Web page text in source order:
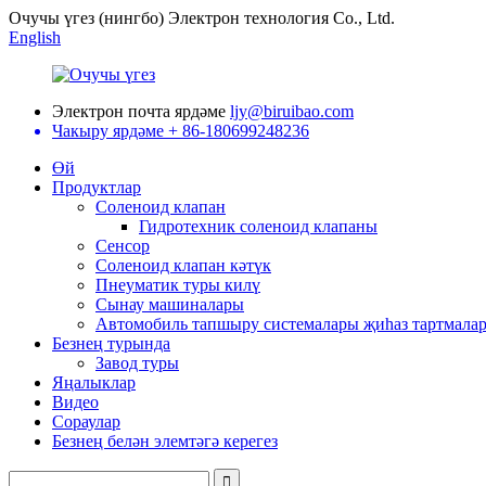
Очучы үгез (нингбо) Электрон технология Co., Ltd.
English
Электрон почта ярдәме ljy@biruibao.com
Чакыру ярдәме + 86-180699248236
Өй
Продуктлар
Соленоид клапан
Гидротехник соленоид клапаны
Сенсор
Соленоид клапан кәтүк
Пнеуматик туры килү
Сынау машиналары
Автомобиль тапшыру системалары җиһаз
Безнең турында
Завод туры
Яңалыклар
Видео
Сораулар
Безнең белән элемтәгә керегез